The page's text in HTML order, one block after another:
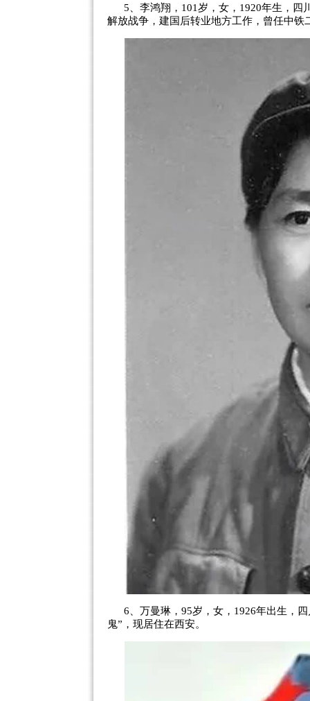
5、李鸿翔，101岁，女，1920年生，
解放战争，建国后转业地方工作，曾任中铁
6、万曼琳，95岁，女，1926年出生，
鬼”，现居住在西安。